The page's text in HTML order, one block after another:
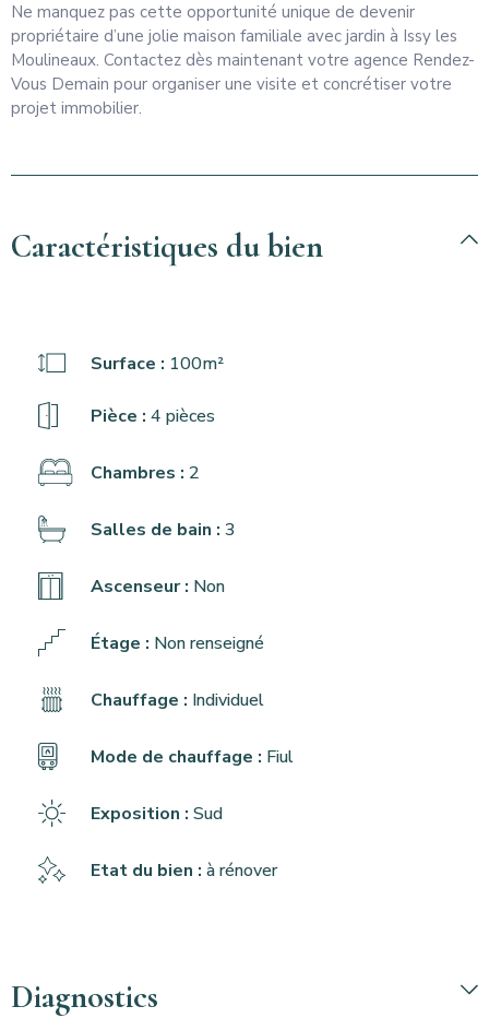
Ne manquez pas cette opportunité unique de devenir
propriétaire d’une jolie maison familiale avec jardin à Issy les
Moulineaux. Contactez dès maintenant votre agence Rendez-
Vous Demain pour organiser une visite et concrétiser votre
projet immobilier.
Caractéristiques du bien
Surface : 100m²
Pièce : 4 pièces
Chambres : 2
Salles de bain : 3
Ascenseur : Non
Étage : Non renseigné
Chauffage : Individuel
Mode de chauffage : Fiul
Exposition : Sud
Etat du bien : à rénover
Diagnostics